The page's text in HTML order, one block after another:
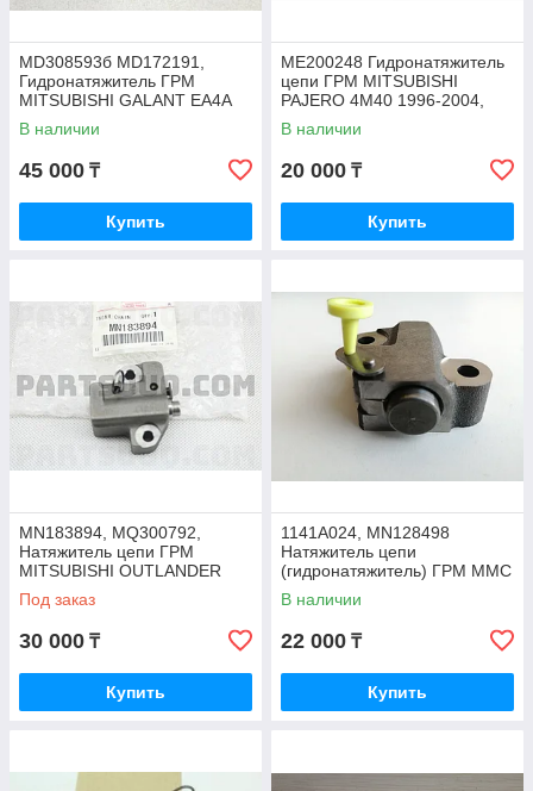
MD308593б MD172191,
Гидронатяжитель ГРМ
MITSUBISHI GALANT EA4A
EA5A 1996-2006 DIAMANTE
В наличии
45 000 ₸
Купить
ME200248 Гидронатяжитель
цепи ГРМ MITSUBISHI
PAJERO 4M40 1996-2004,
OSK JAPAN
В наличии
20 000 ₸
Купить
MN183894, MQ300792,
Натяжитель цепи ГРМ
MITSUBISHI OUTLANDER
CW5W GF3W 4B12, JAPAN
Под заказ
30 000 ₸
Купить
1141A024, MN128498
Натяжитель цепи
(гидронатяжитель) ГРМ MMC
LANCER 4A91, COLT, MMC
JAPAN
В наличии
22 000 ₸
Купить